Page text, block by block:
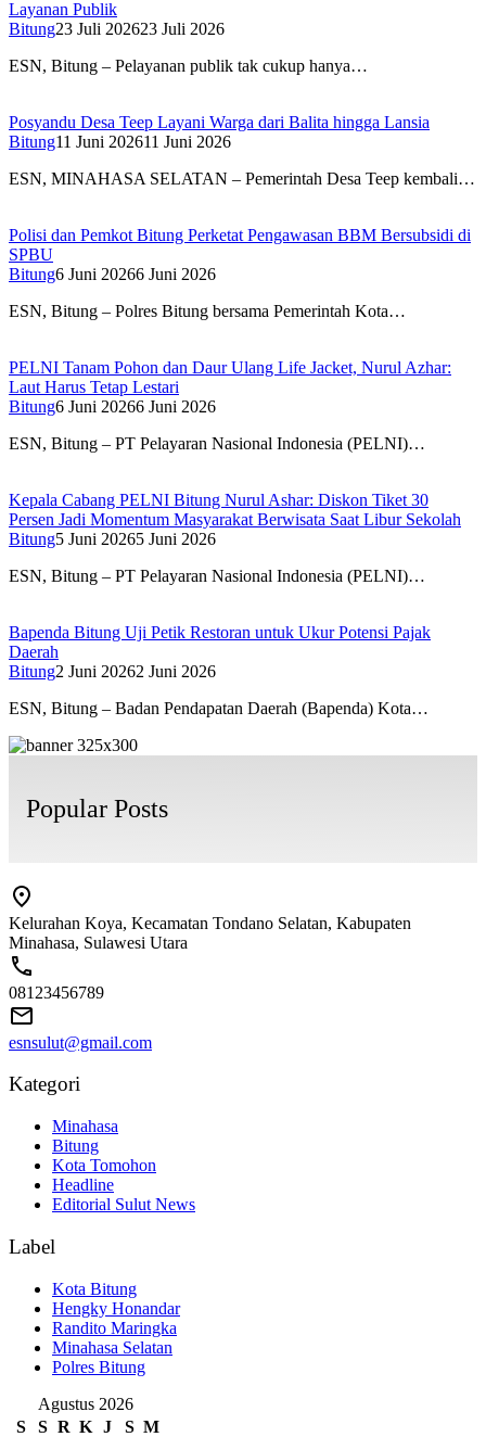
Layanan Publik
Bitung23 Juli 202623 Juli 2026
ESN, Bitung – Pelayanan publik tak cukup hanya…
Posyandu Desa Teep Layani Warga dari Balita hingga Lansia
Bitung11 Juni 202611 Juni 2026
ESN, MINAHASA SELATAN – Pemerintah Desa Teep kembali…
Polisi dan Pemkot Bitung Perketat Pengawasan BBM Bersubsidi di
SPBU
Bitung6 Juni 20266 Juni 2026
ESN, Bitung – Polres Bitung bersama Pemerintah Kota…
PELNI Tanam Pohon dan Daur Ulang Life Jacket, Nurul Azhar:
Laut Harus Tetap Lestari
Bitung6 Juni 20266 Juni 2026
ESN, Bitung – PT Pelayaran Nasional Indonesia (PELNI)…
Kepala Cabang PELNI Bitung Nurul Ashar: Diskon Tiket 30
Persen Jadi Momentum Masyarakat Berwisata Saat Libur Sekolah
Bitung5 Juni 20265 Juni 2026
ESN, Bitung – PT Pelayaran Nasional Indonesia (PELNI)…
Bapenda Bitung Uji Petik Restoran untuk Ukur Potensi Pajak
Daerah
Bitung2 Juni 20262 Juni 2026
ESN, Bitung – Badan Pendapatan Daerah (Bapenda) Kota…
Popular Posts
Kelurahan Koya, Kecamatan Tondano Selatan, Kabupaten
Minahasa, Sulawesi Utara
08123456789
esnsulut@gmail.com
Kategori
Minahasa
Bitung
Kota Tomohon
Headline
Editorial Sulut News
Label
Kota Bitung
Hengky Honandar
Randito Maringka
Minahasa Selatan
Polres Bitung
Agustus 2026
S
S R K J S M